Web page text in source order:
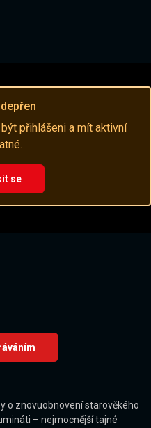
přihlášeni a mít aktivní
se
o znovuobnovení starověkého
– nejmocnější tajné